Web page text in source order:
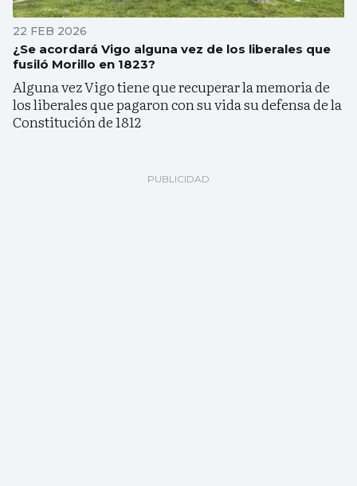
22 FEB 2026
¿Se acordará Vigo alguna vez de los liberales que
fusiló Morillo en 1823?
Alguna vez Vigo tiene que recuperar la memoria de
los liberales que pagaron con su vida su defensa de la
Constitución de 1812